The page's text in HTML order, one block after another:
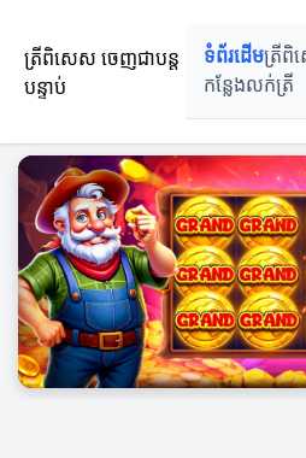
ត្រីពិសេស ចេញជាបន្ត
បន្ទាប់
ទំព័រដើមត្រីពិ
កន្លែងលក់ត្រី